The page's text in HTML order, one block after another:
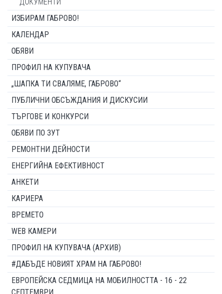
ИЗБИРАМ ГАБРОВО!
КАЛЕНДАР
ОБЯВИ
ПРОФИЛ НА КУПУВАЧА
„ШАПКА ТИ СВАЛЯМЕ, ГАБРОВО“
ПУБЛИЧНИ ОБСЪЖДАНИЯ И ДИСКУСИИ
ТЪРГОВЕ И КОНКУРСИ
ОБЯВИ ПО ЗУТ
РЕМОНТНИ ДЕЙНОСТИ
ЕНЕРГИЙНА ЕФЕКТИВНОСТ
АНКЕТИ
КАРИЕРА
ВРЕМЕТО
WEB КАМЕРИ
ПРОФИЛ НА КУПУВАЧА (АРХИВ)
#ДАБЪДЕ НОВИЯТ ХРАМ НА ГАБРОВО!
ЕВРОПЕЙСКА СЕДМИЦА НА МОБИЛНОСТТА - 16 - 22